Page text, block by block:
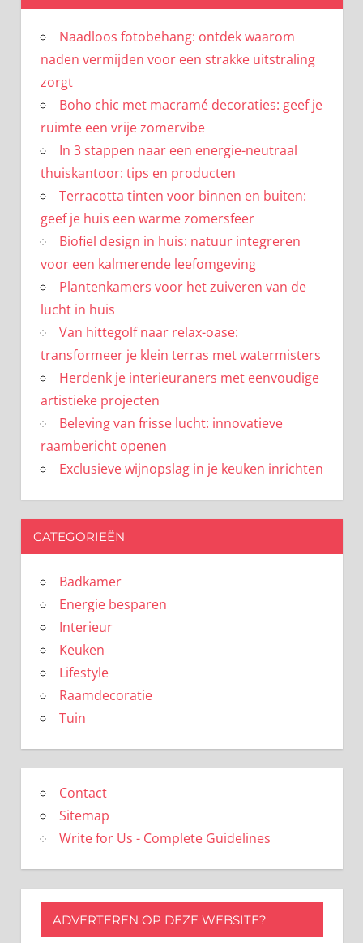
Naadloos fotobehang: ontdek waarom
naden vermijden voor een strakke uitstraling
zorgt
Boho chic met macramé decoraties: geef je
ruimte een vrije zomervibe
In 3 stappen naar een energie-neutraal
thuiskantoor: tips en producten
Terracotta tinten voor binnen en buiten:
geef je huis een warme zomersfeer
Biofiel design in huis: natuur integreren
voor een kalmerende leefomgeving
Plantenkamers voor het zuiveren van de
lucht in huis
Van hittegolf naar relax-oase:
transformeer je klein terras met watermisters
Herdenk je interieuraners met eenvoudige
artistieke projecten
Beleving van frisse lucht: innovatieve
raambericht openen
Exclusieve wijnopslag in je keuken inrichten
CATEGORIEËN
Badkamer
Energie besparen
Interieur
Keuken
Lifestyle
Raamdecoratie
Tuin
Contact
Sitemap
Write for Us - Complete Guidelines
ADVERTEREN OP DEZE WEBSITE?